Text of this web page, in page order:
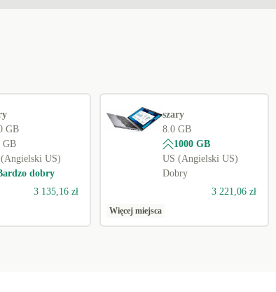
GB
GB
US)
dobry
3 135,16 zł
szary
8.0 GB
1000 GB
US (Angielski US)
Dobry
3 221,06 zł
Więcej miejsca